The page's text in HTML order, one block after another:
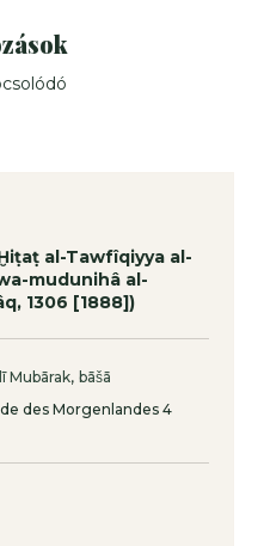
al-Tawfîqiyya al-
mudunihâ al-
1306 [1888])
Mubārak, bāšā
des Morgenlandes 4